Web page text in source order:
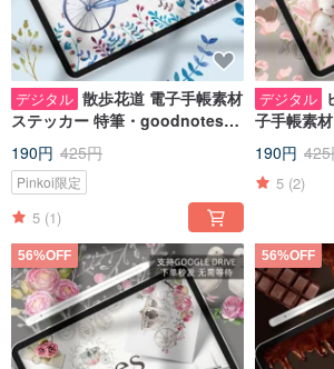
デジタル 散歩花道 電子手帳素材
ステッカー 特筆・goodnotes
IPADノート手帳
190円 425円
Pinkoi限定
5 (1)
デジタル
子手帳素
190円
5 (2)
56%OFF 56%OFF